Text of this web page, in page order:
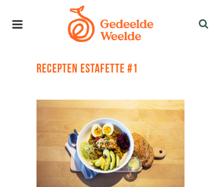
RECEPTEN ESTAFETTE #1